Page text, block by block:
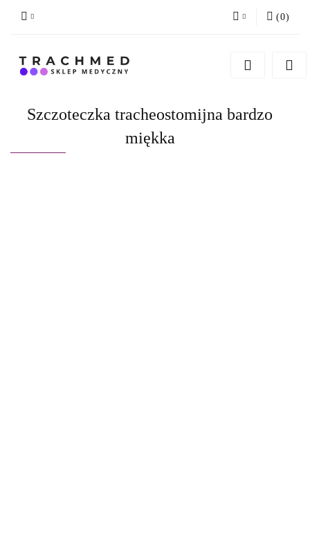
Zgody cookies
(0)
Szczoteczka tracheostomijna bardzo
miękka